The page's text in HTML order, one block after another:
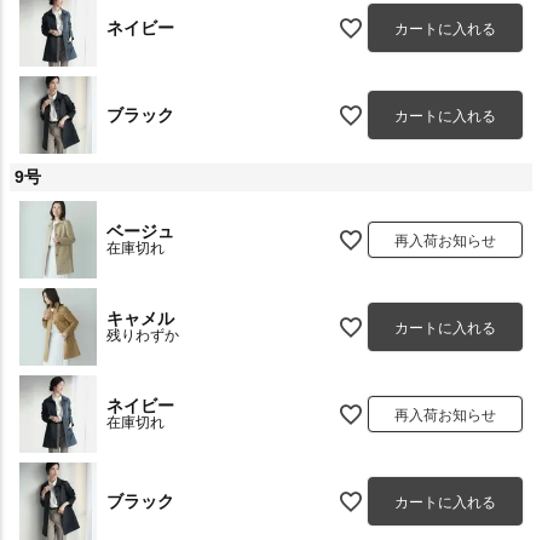
ネイビー カートに入れる
ブラック カートに入れる
9号
ベージュ
在庫切れ 再入荷お知らせ
キャメル
残りわずか カートに入れる
ネイビー
在庫切れ 再入荷お知らせ
ブラック カートに入れる